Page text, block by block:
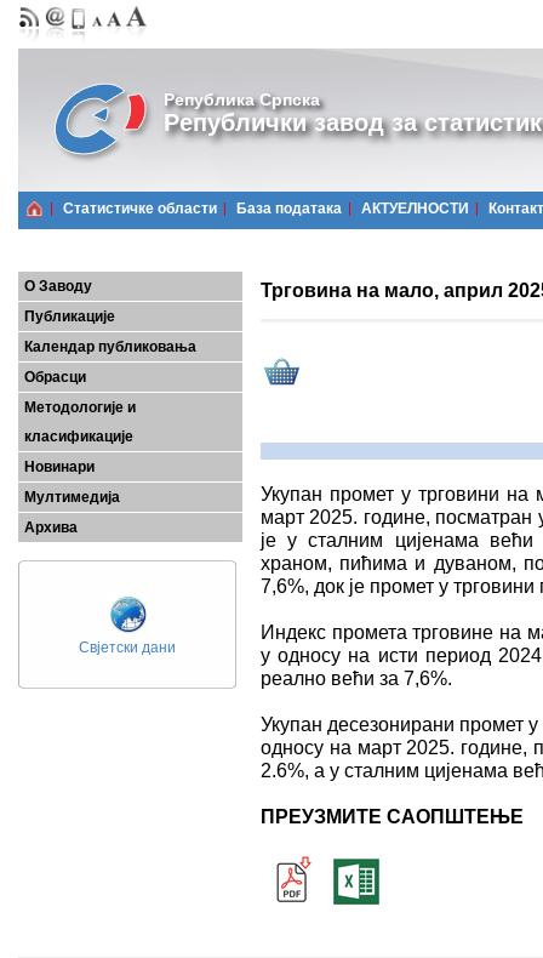
Република Српска
Републички завод за
Статистичке области Базa података АКТУЕЛНОСТИ Контакт
О Заводу
Публикације
Календар публиковања
Обрасци
Методологије и
класификације
Новинари
Мултимедија
Архива
Свјетски дани
Трговина на мало, април
Укупан промет у трговини
март 2025. године, посматран
је у сталним цијенама
храном, пићима и дуваном,
7,6%, док је промет у
Индекс промета трговине на
у односу на исти период
реално већи за 7,6%.
Укупан десезонирани промет
односу на март 2025. године,
2.6%, а у сталним цијенама
ПРЕУЗМИТЕ САОПШТЕЊЕ